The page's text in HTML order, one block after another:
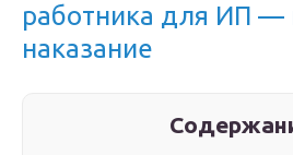
работника для ИП —
наказание